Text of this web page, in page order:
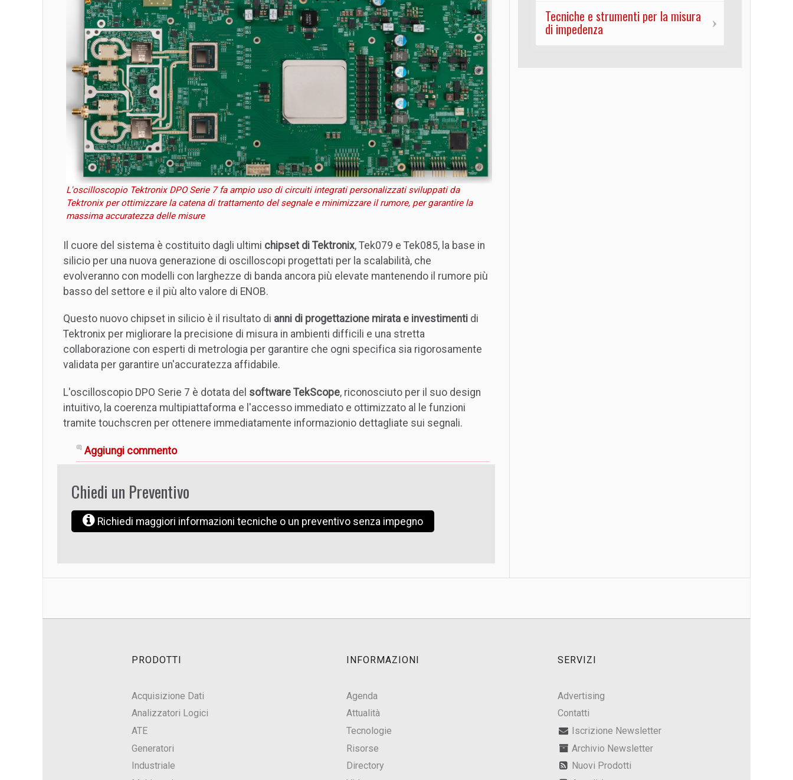
L'oscilloscopio Tektronix DPO Serie 7 fa ampio uso di circuiti integrati personalizzati sviluppati da
Tektronix per ottimizzare la catena di trattamento del segnale e minimizzare il rumore, per garantire la
massima accuratezza delle misure
Il cuore del sistema è costituito dagli ultimi chipset di Tektronix, Tek079 e Tek085, la base in
silicio per una nuova generazione di oscilloscopi progettati per la scalabilità, che
evolveranno con modelli con larghezze di banda ancora più elevate mantenendo il rumore più
basso del settore e il più alto valore di ENOB.
Questo nuovo chipset in silicio è il risultato di anni di progettazione mirata e investimenti di
Tektronix per migliorare la precisione di misura in ambienti difficili e una stretta
collaborazione con esperti di metrologia per garantire che ogni specifica sia rigorosamente
validata per garantire un'accuratezza affidabile.
L'oscilloscopio DPO Serie 7 è dotata del software TekScope, riconosciuto per il suo design
intuitivo, la coerenza multipiattaforma e l'accesso immediato e ottimizzato al le funzioni
tramite touchscren per ottenere immediatamente informazionio dettagliate sui segnali.
Aggiungi commento
Chiedi un Preventivo
Richiedi maggiori informazioni tecniche o un preventivo senza impegno
Tecniche e strumenti per la misura
di impedenza
PRODOTTI
Acquisizione Dati
Analizzatori Logici
ATE
Generatori
Industriale
INFORMAZIONI
Agenda
Attualità
Tecnologie
Risorse
Directory
SERVIZI
Advertising
Contatti
Iscrizione Newsletter
Archivio Newsletter
Nuovi Prodotti